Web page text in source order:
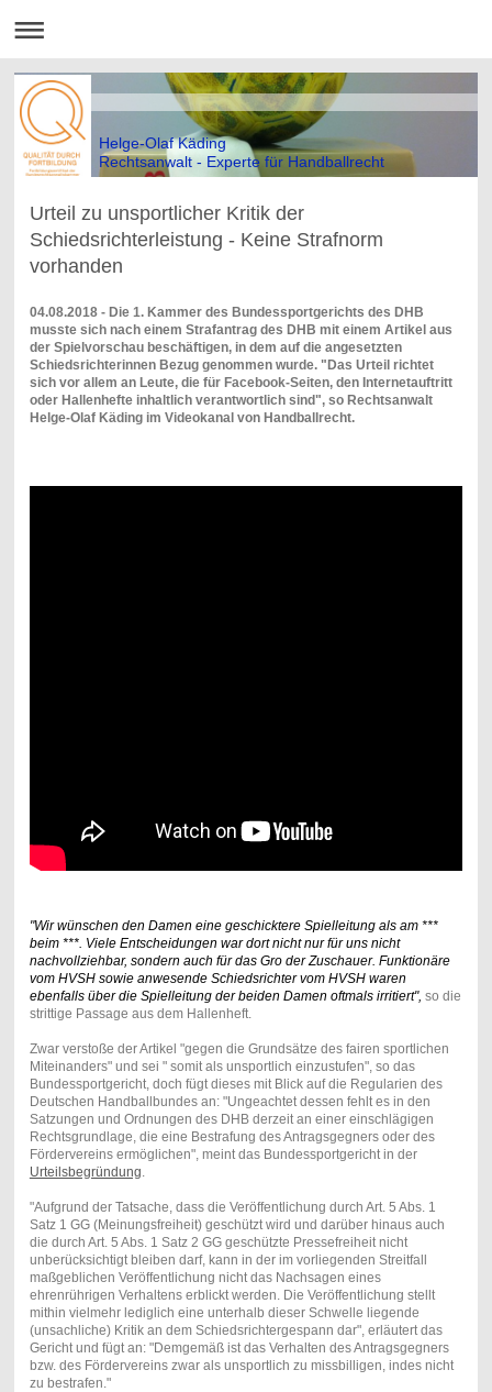
Helge-Olaf Käding
Rechtsanwalt - Experte für Handballrecht
Urteil zu unsportlicher Kritik der
Schiedsrichterleistung - Keine Strafnorm
vorhanden
04.08.2018 - Die 1. Kammer des Bundessportgerichts des DHB
musste sich nach einem Strafantrag des DHB mit einem Artikel aus
der Spielvorschau beschäftigen, in dem auf die angesetzten
Schiedsrichterinnen Bezug genommen wurde. "Das Urteil richtet
sich vor allem an Leute, die für Facebook-Seiten, den Internetauftritt
oder Hallenhefte inhaltlich verantwortlich sind", so Rechtsanwalt
Helge-Olaf Käding im Videokanal von Handballrecht.
"Wir wünschen den Damen eine geschicktere Spielleitung als am ***
beim ***. Viele Entscheidungen war dort nicht nur für uns nicht
nachvollziehbar, sondern auch für das Gro der Zuschauer. Funktionäre
vom HVSH sowie anwesende Schiedsrichter vom HVSH waren
ebenfalls über die Spielleitung der beiden Damen oftmals irritiert", so die
strittige Passage aus dem Hallenheft.
Zwar verstoße der Artikel "gegen die Grundsätze des fairen sportlichen
Miteinanders" und sei " somit als unsportlich einzustufen", so das
Bundessportgericht, doch fügt dieses mit Blick auf die Regularien des
Deutschen Handballbundes an: "Ungeachtet dessen fehlt es in den
Satzungen und Ordnungen des DHB derzeit an einer einschlägigen
Rechtsgrundlage, die eine Bestrafung des Antragsgegners oder des
Fördervereins ermöglichen", meint das Bundessportgericht in der
Urteilsbegründung
"Aufgrund der Tatsache, dass die Veröffentlichung durch Art. 5 Abs. 1
Satz 1 GG (Meinungsfreiheit) geschützt wird und darüber hinaus auch
die durch Art. 5 Abs. 1 Satz 2 GG geschützte Pressefreiheit nicht
unberücksichtigt bleiben darf, kann in der im vorliegenden Streitfall
maßgeblichen Veröffentlichung nicht das Nachsagen eines
ehrenrührigen Verhaltens erblickt werden. Die Veröffentlichung stellt
mithin vielmehr lediglich eine unterhalb dieser Schwelle liegende
(unsachliche) Kritik an dem Schiedsrichtergespann dar", erläutert das
Gericht und fügt an: "Demgemäß ist das Verhalten des Antragsgegners
bzw. des Fördervereins zwar als unsportlich zu missbilligen, indes nicht
zu bestrafen."